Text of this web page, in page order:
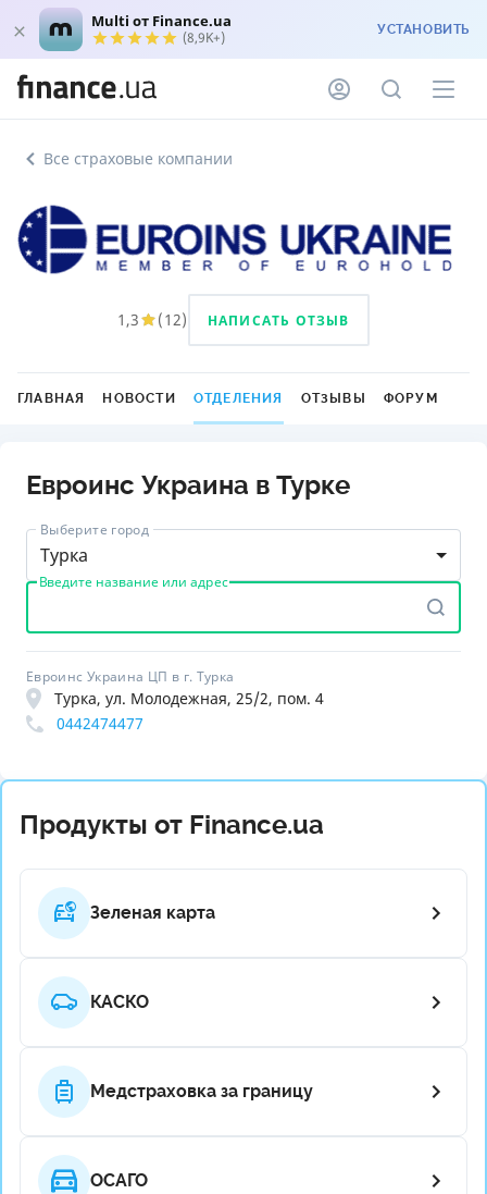
Multi от Finance.ua
(8,9K+) УСТАНОВИТЬ
Все страховые компании
1,3 (12) НАПИСАТЬ ОТЗЫВ
ГЛАВНАЯ НОВОСТИ ОТДЕЛЕНИЯ ОТЗЫВЫ ФОРУМ
Евроинс Украина в Турке
Выберите город
Турка
Введите название или адрес
Евроинс Украина ЦП в г. Турка
Турка, ул. Молодежная, 25/2, пом. 4
0442474477
Продукты от Finance.ua
Зеленая карта
КАСКО
Медстраховка за границу
ОСАГО